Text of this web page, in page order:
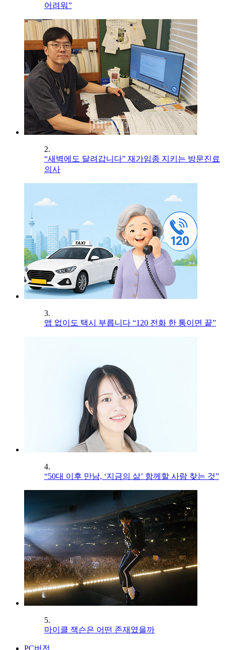
어려워”
2.
“새벽에도 달려갑니다” 재가임종 지키는 방문진료
의사
3.
앱 없이도 택시 부릅니다 “120 전화 한 통이면 끝”
4.
“50대 이후 만남, ‘지금의 삶’ 함께할 사람 찾는 것”
5.
마이클 잭슨은 어떤 존재였을까